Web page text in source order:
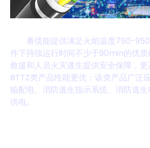
番缆能提供满足火焰温度750-
件下持续运行时间不少于90min的优
救援和人员火灾逃生提供安全保障，
BTTZ类产品性能更优；该类产品广泛
输配电、消防逃生指示系统、消防逃
供电。